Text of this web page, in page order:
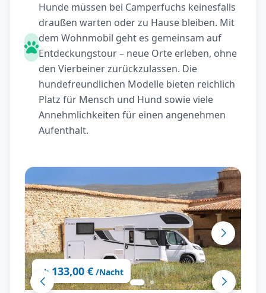
Hunde müssen bei Camperfuchs keinesfalls
draußen warten oder zu Hause bleiben. Mit
dem Wohnmobil geht es gemeinsam auf
Entdeckungstour – neue Orte erleben, ohne
den Vierbeiner zurückzulassen. Die
hundefreundlichen Modelle bieten reichlich
Platz für Mensch und Hund sowie viele
Annehmlichkeiten für einen angenehmen
Aufenthalt.
ab 133,00 € /Nacht